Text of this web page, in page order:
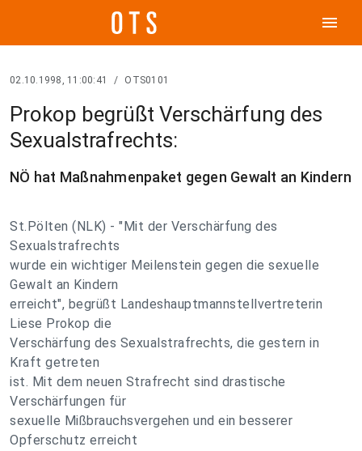
menu
02.10.1998, 11:00:41 / OTS0101
Prokop begrüßt Verschärfung des
Sexualstrafrechts:
NÖ hat Maßnahmenpaket gegen Gewalt an Kindern
St.Pölten (NLK) - "Mit der Verschärfung des
Sexualstrafrechts
wurde ein wichtiger Meilenstein gegen die sexuelle
Gewalt an Kindern
erreicht", begrüßt Landeshauptmannstellvertreterin
Liese Prokop die
Verschärfung des Sexualstrafrechts, die gestern in
Kraft getreten
ist. Mit dem neuen Strafrecht sind drastische
Verschärfungen für
sexuelle Mißbrauchsvergehen und ein besserer
Opferschutz erreicht